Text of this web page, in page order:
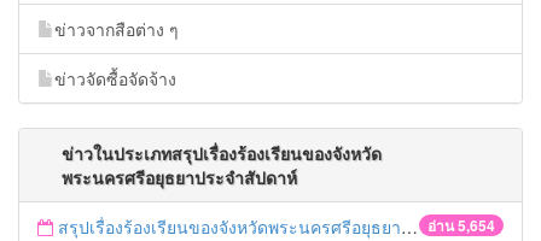
ข่าวจากสือต่าง ๆ
ข่าวจัดซื้อจัดจ้าง
ข่าวในประเภทสรุปเรื่องร้องเรียนของจังหวัด
พระนครศรีอยุธยาประจำสัปดาห์
อ่าน 5,654
สรุปเรื่องร้องเรียนของจังหวัดพระนครศรีอยุธยา ประจำวันที่ 7-11 กันยายน 2558